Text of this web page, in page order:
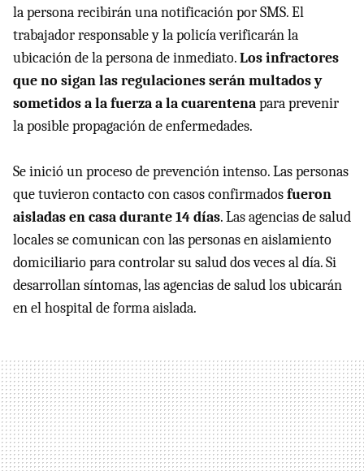
la persona recibirán una notificación por SMS. El
trabajador responsable y la policía verificarán la
ubicación de la persona de inmediato.Los infractores
que no sigan las regulaciones serán multados y
sometidos a la fuerza a la cuarentenapara prevenir
la posible propagación de enfermedades.
Se inició un proceso de prevención intenso. Las personas
que tuvieron contacto con casos confirmadosfueron
aisladas en casa durante 14 días. Las agencias de salud
locales se comunican con las personas en aislamiento
domiciliario para controlar su salud dos veces al día. Si
desarrollan síntomas, las agencias de salud los ubicarán
en el hospital de forma aislada.